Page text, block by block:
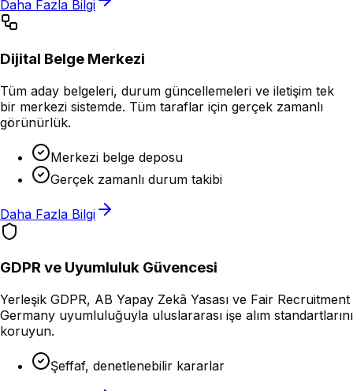
Daha Fazla Bilgi
Dijital Belge Merkezi
Tüm aday belgeleri, durum güncellemeleri ve iletişim tek
bir merkezi sistemde. Tüm taraflar için gerçek zamanlı
görünürlük.
Merkezi belge deposu
Gerçek zamanlı durum takibi
Daha Fazla Bilgi
GDPR ve Uyumluluk Güvencesi
Yerleşik GDPR, AB Yapay Zekâ Yasası ve Fair Recruitment
Germany uyumluluğuyla uluslararası işe alım standartlarını
koruyun.
Şeffaf, denetlenebilir kararlar